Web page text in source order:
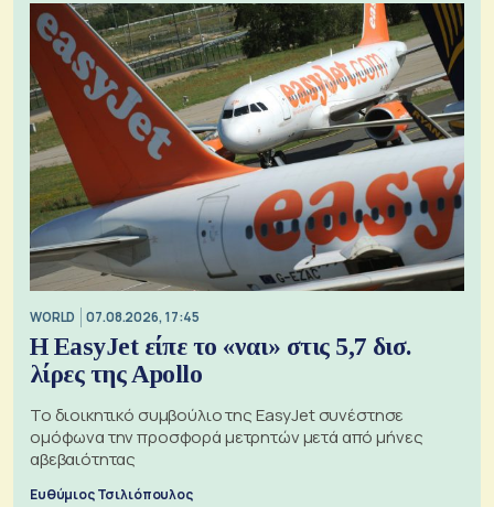
WORLD 07.08.2026, 17:45
Η EasyJet είπε το «ναι» στις 5,7 δισ.
λίρες της Apollo
Το διοικητικό συμβούλιο της EasyJet συνέστησε
ομόφωνα την προσφορά μετρητών μετά από μήνες
αβεβαιότητας
Ευθύμιος Τσιλιόπουλος